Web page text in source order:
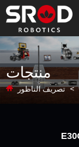
منتجات
> تصريف الناظور